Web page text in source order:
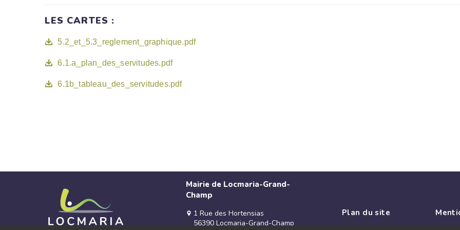
LES CARTES :
5.2_et_5.3_reglement_graphique.pdf
6.1.a_plan_des_servitudes.pdf
6.1b_tableau_des_servitudes.pdf
Mairie de Locmaria-Grand-
Champ
1 Rue des Hortensias
56390 Locmaria-Grand-Champ
Plan du site